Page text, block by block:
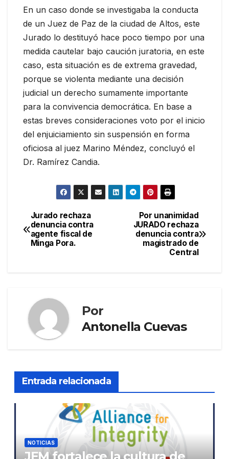
En un caso donde se investigaba la conducta
de un Juez de Paz de la ciudad de Altos, este
Jurado lo destituyó hace poco tiempo por una
medida cautelar bajo caución juratoria, en este
caso, esta situación es de extrema gravedad,
porque se violenta mediante una decisión
judicial un derecho sumamente importante
para la convivencia democrática. En base a
estas breves consideraciones voto por el inicio
del enjuiciamiento sin suspensión en forma
oficiosa al juez Marino Méndez, concluyó el
Dr. Ramírez Candia.
Navegación
de
Por unanimidad
JURADO rechaza
denuncia contra
magistrado de
Central
Jurado rechaza
denuncia contra
agente fiscal de
Minga Pora.
Por
Antonella Cuevas
Entrada relacionada
NOTICIAS